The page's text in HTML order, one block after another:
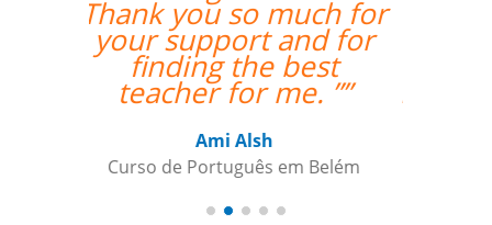
you guys online and
you seemed to fit my
needs for
individualized training
Paul Rombach